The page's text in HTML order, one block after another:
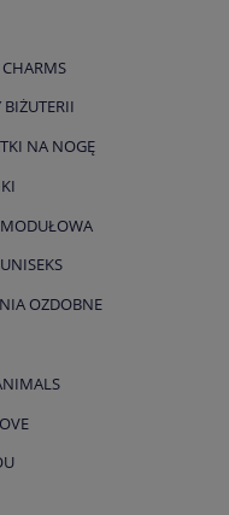
NA NOGĘ
OZDOBNE